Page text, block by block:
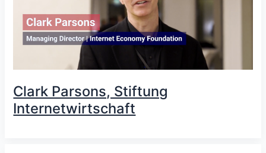
Clark Parsons, Stiftung
Internetwirtschaft